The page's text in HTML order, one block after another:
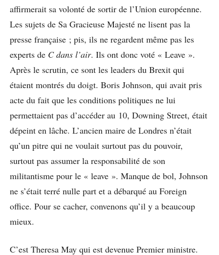
affirmerait sa volonté de sortir de l’Union européenne.
Les sujets de Sa Gracieuse Majesté ne lisent pas la
presse française ; pis, ils ne regardent même pas les
experts de C dans l’air. Ils ont donc voté « Leave ».
Après le scrutin, ce sont les leaders du Brexit qui
étaient montrés du doigt. Boris Johnson, qui avait pris
acte du fait que les conditions politiques ne lui
permettaient pas d’accéder au 10, Downing Street, était
dépeint en lâche. L’ancien maire de Londres n’était
qu’un pitre qui ne voulait surtout pas du pouvoir,
surtout pas assumer la responsabilité de son
militantisme pour le « leave ». Manque de bol, Johnson
ne s’était terré nulle part et a débarqué au Foreign
office. Pour se cacher, convenons qu’il y a beaucoup
mieux.
C’est Theresa May qui est devenue Premier ministre.